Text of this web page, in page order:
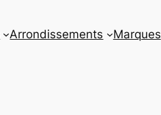
Arrondissements Marques